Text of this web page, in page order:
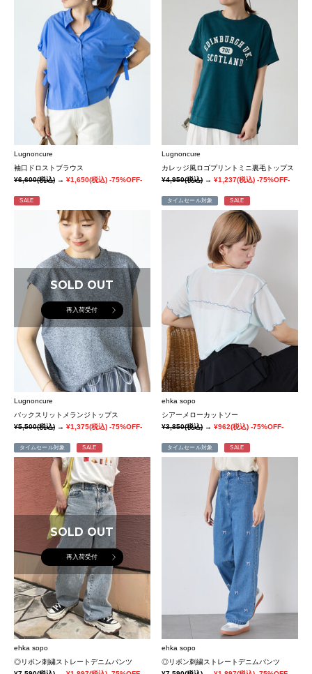
Lugnoncure
袖口ドロストブラウス
¥6,600(税込) → ¥1,650(税込) -75%OFF-
Lugnoncure
カレッジ風ロゴプリントミニ裏毛トップス
¥4,950(税込)→¥1,237(税込) -75%OFF-
SALE
SOLD OUT
再入荷受付
Lugnoncure
バックスリットメランジトップス
¥5,500(税込) → ¥1,375(税込) -75%OFF-
タイムセール対象 SALE
ehka sopo
シアーメローカットソー
¥3,850(税込)→¥962(税込) -75%OFF-
タイムセール対象 SALE
SOLD OUT
再入荷受付
ehka sopo
◎リボン刺繍ストレートデニムパンツ
タイムセール対象 SALE
ehka sopo
◎リボン刺繍ストレートデニムパンツ